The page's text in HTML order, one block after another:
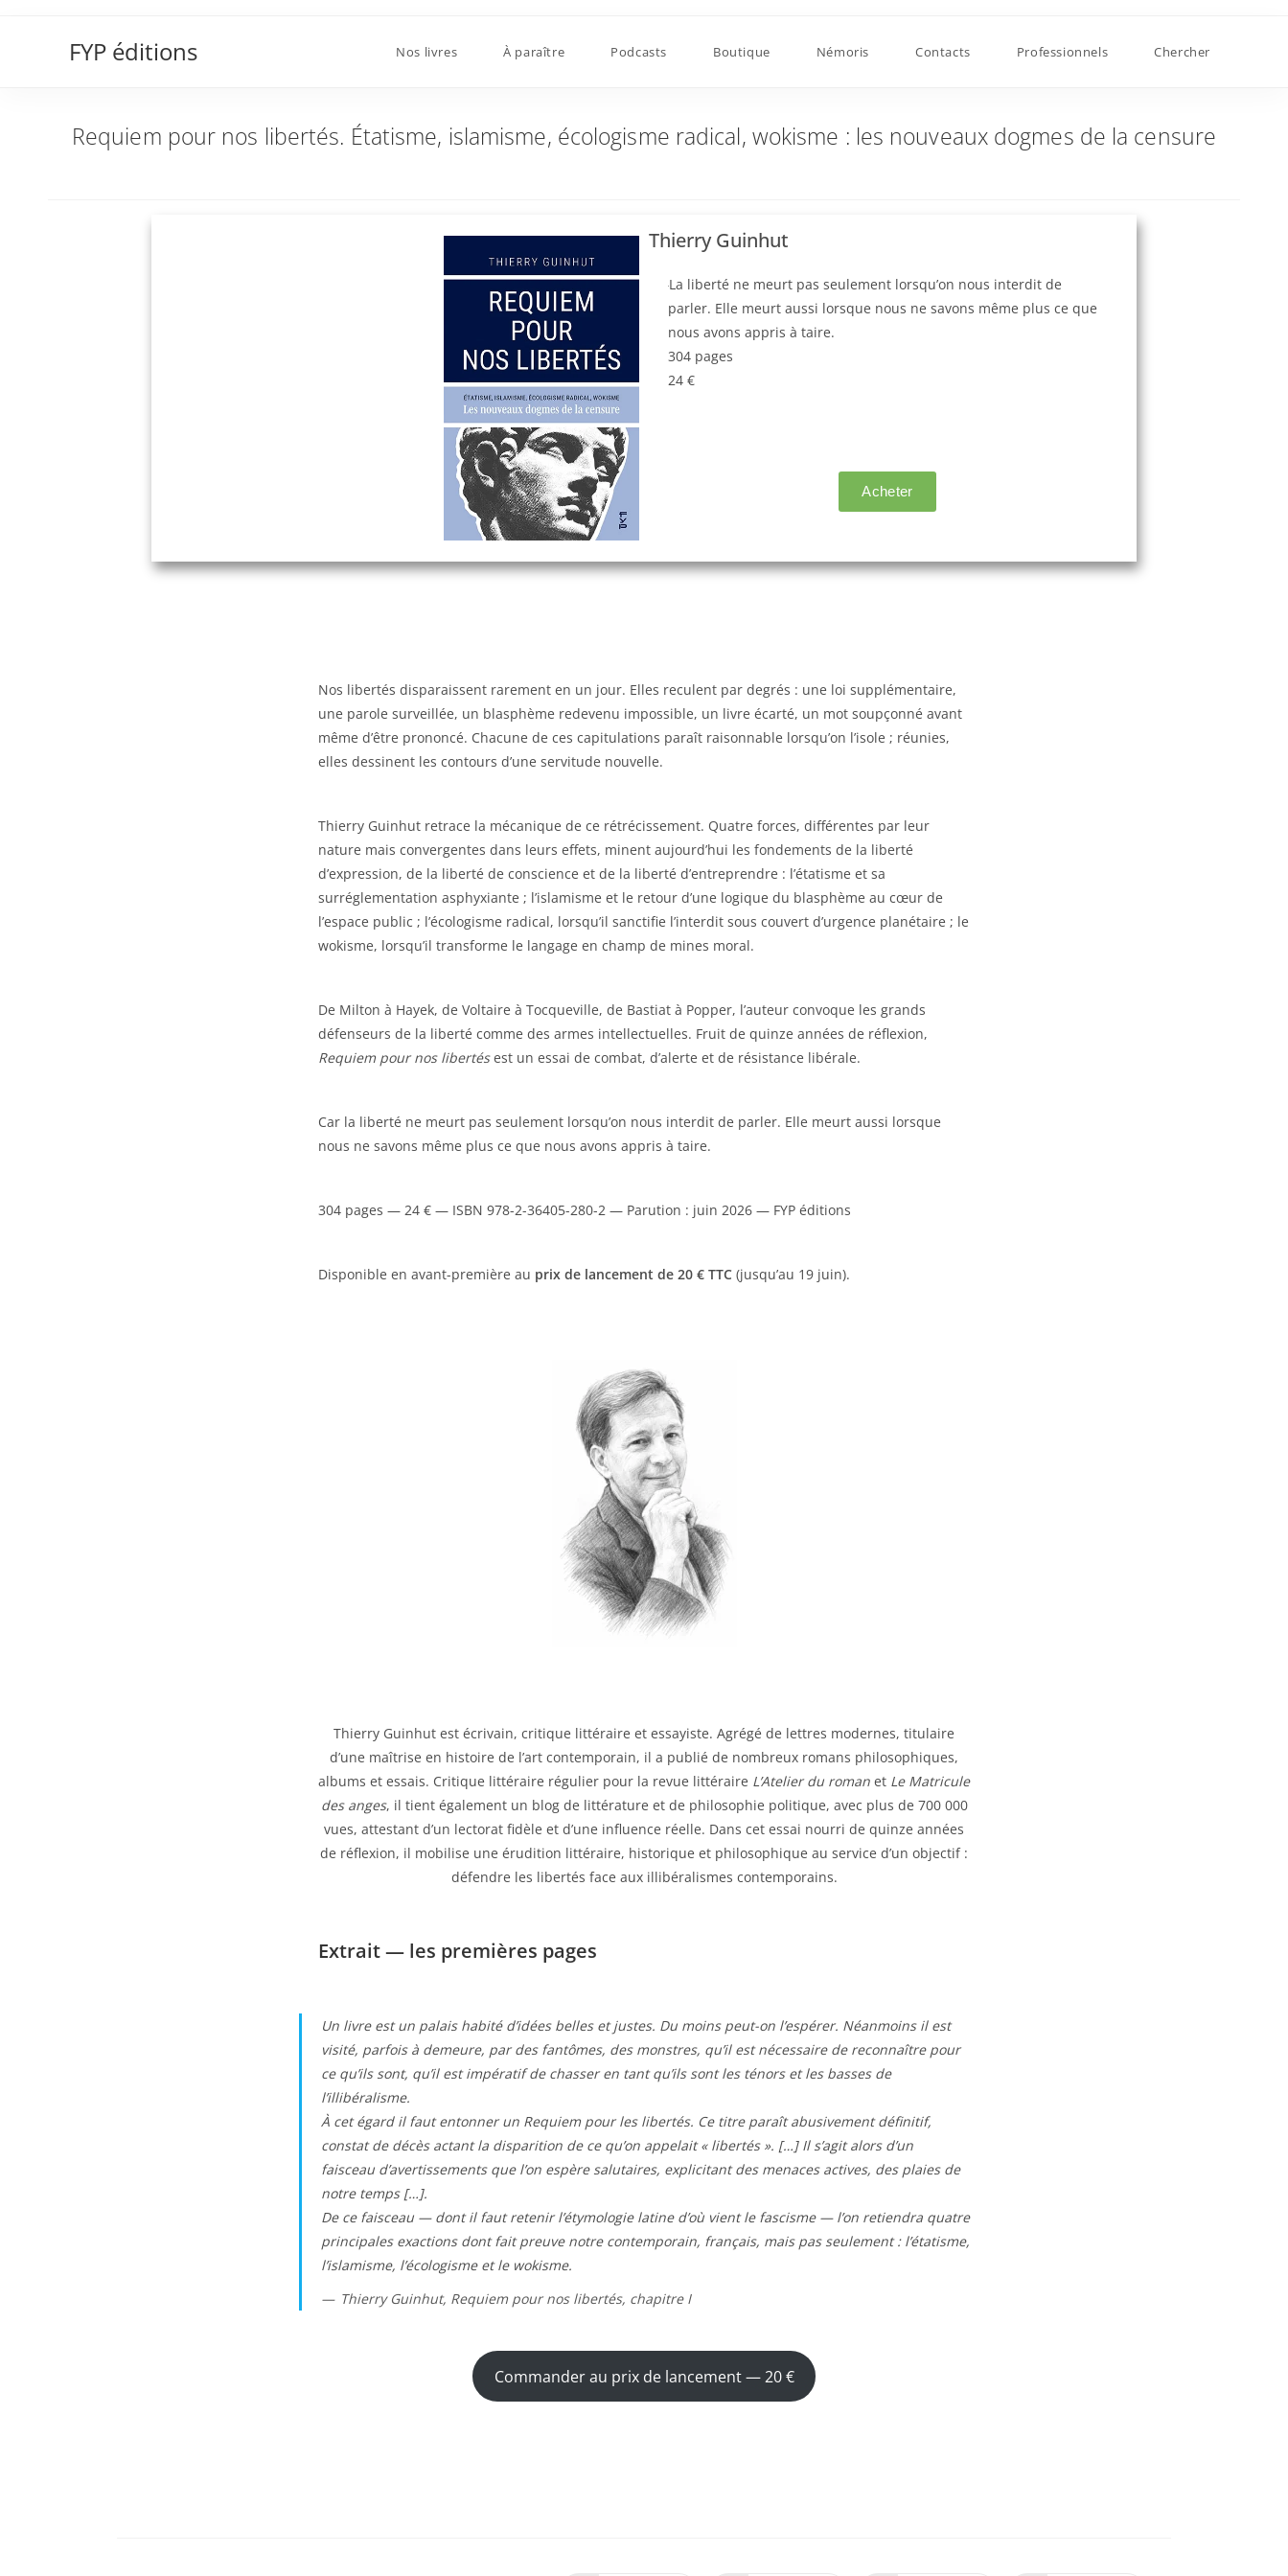
FYP éditions Nos livres À paraître Podcasts Boutique Némoris Contacts Professionnels Chercher
Requiem pour nos libertés. Étatisme, islamisme, écologisme radical, wokisme : les nouveaux dogmes de la censure
Thierry Guinhut
La liberté ne meurt pas seulement lorsqu’on nous interdit de
parler. Elle meurt aussi lorsque nous ne savons même plus ce que
nous avons appris à taire.
304 pages
24 €
Nos libertés disparaissent rarement en un jour. Elles reculent par degrés : une loi supplémentaire,
une parole surveillée, un blasphème redevenu impossible, un livre écarté, un mot soupçonné avant
même d’être prononcé. Chacune de ces capitulations paraît raisonnable lorsqu’on l’isole ; réunies,
elles dessinent les contours d’une servitude nouvelle.
Thierry Guinhut retrace la mécanique de ce rétrécissement. Quatre forces, différentes par leur
nature mais convergentes dans leurs effets, minent aujourd’hui les fondements de la liberté
d’expression, de la liberté de conscience et de la liberté d’entreprendre : l’étatisme et sa
surréglementation asphyxiante ; l’islamisme et le retour d’une logique du blasphème au cœur de
l’espace public ; l’écologisme radical, lorsqu’il sanctifie l’interdit sous couvert d’urgence planétaire ; le
wokisme, lorsqu’il transforme le langage en champ de mines moral.
De Milton à Hayek, de Voltaire à Tocqueville, de Bastiat à Popper, l’auteur convoque les grands
défenseurs de la liberté comme des armes intellectuelles. Fruit de quinze années de réflexion,
Requiem pour nos libertésest un essai de combat, d’alerte et de résistance libérale.
Car la liberté ne meurt pas seulement lorsqu’on nous interdit de parler. Elle meurt aussi lorsque
nous ne savons même plus ce que nous avons appris à taire.
304 pages — 24 € — ISBN 978-2-36405-280-2 — Parution : juin 2026 — FYP éditions
Disponible en avant-première au prix de lancement de 20 € TTC (jusqu’au 19 juin).
Thierry Guinhut est écrivain, critique littéraire et essayiste. Agrégé de lettres modernes, titulaire
d’une maîtrise en histoire de l’art contemporain, il a publié de nombreux romans philosophiques,
albums et essais. Critique littéraire régulier pour la revue littéraire L’Atelier du roman et Le Matricule
des anges, il tient également un blog de littérature et de philosophie politique, avec plus de 700 000
vues, attestant d’un lectorat fidèle et d’une influence réelle. Dans cet essai nourri de quinze années
de réflexion, il mobilise une érudition littéraire, historique et philosophique au service d’un objectif :
défendre les libertés face aux illibéralismes contemporains.
Extrait — les premières pages
Un livre est un palais habité d’idées belles et justes. Du moins peut-on l’espérer. Néanmoins il est
visité, parfois à demeure, par des fantômes, des monstres, qu’il est nécessaire de reconnaître pour
ce qu’ils sont, qu’il est impératif de chasser en tant qu’ils sont les ténors et les basses de
l’illibéralisme.
À cet égard il faut entonner un Requiempour les libertés. Ce titre paraît abusivement définitif,
constat de décès actant la disparition de ce qu’on appelait « libertés ». […] Il s’agit alors d’un
faisceau d’avertissements que l’on espère salutaires, explicitant des menaces actives, des plaies de
notre temps […].
De ce faisceau — dont il faut retenir l’étymologie latine d’où vient le fascisme — l’on retiendra quatre
principales exactions dont fait preuve notre contemporain, français, mais pas seulement : l’étatisme,
l’islamisme, l’écologisme et le wokisme.
Thierry Guinhut, Requiem pour nos libertés, chapitre I
Commander au prix de lancement — 20 €